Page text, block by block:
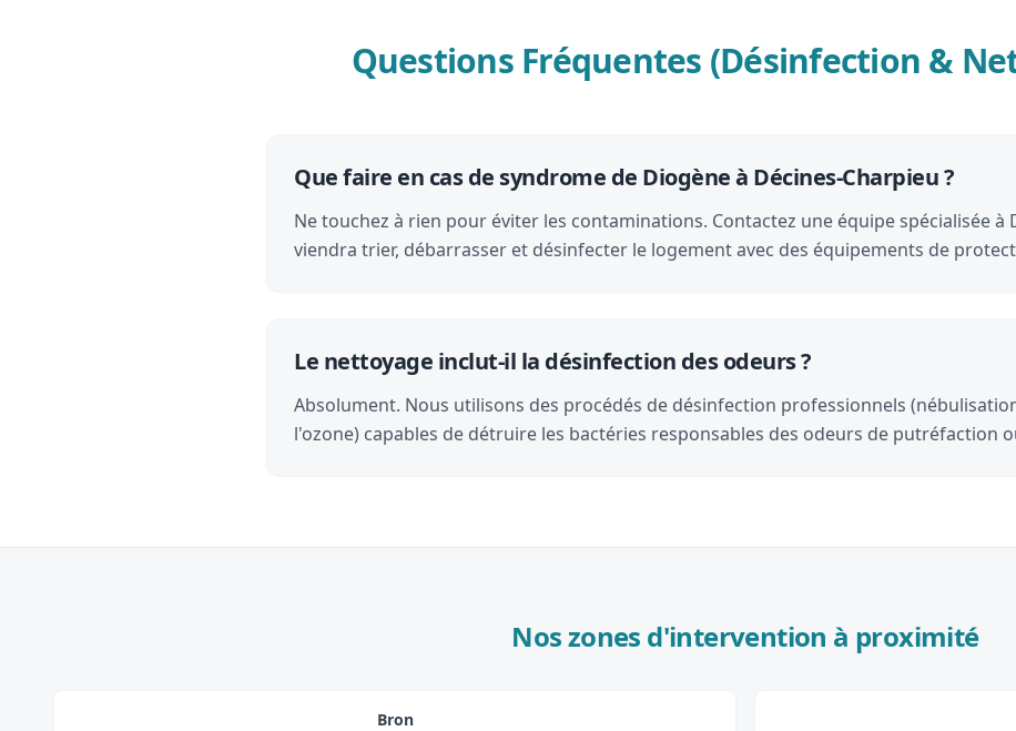
Questions Fréquentes (Désinfection &
Que faire en cas de syndrome de Diogène à Décines-Charpieu ?
Ne touchez à rien pour éviter les contaminations. Contactez une équipe spécialisée à
viendra trier, débarrasser et désinfecter le logement avec des équipements de
Le nettoyage inclut-il la désinfection des odeurs ?
Absolument. Nous utilisons des procédés de désinfection professionnels
l'ozone) capables de détruire les bactéries responsables des odeurs de putréfaction
Nos zones d'intervention à proximité
Bron